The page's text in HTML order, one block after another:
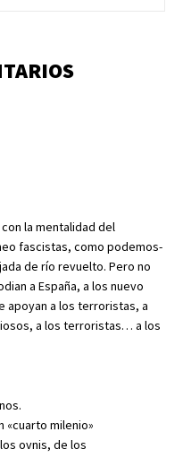
la mentalidad del
fascistas, como podemos-
de río revuelto. Pero no
a España, a los nuevo
apoyan a los terroristas, a
a los terroristas… a los
«cuarto milenio»
ovnis, de los